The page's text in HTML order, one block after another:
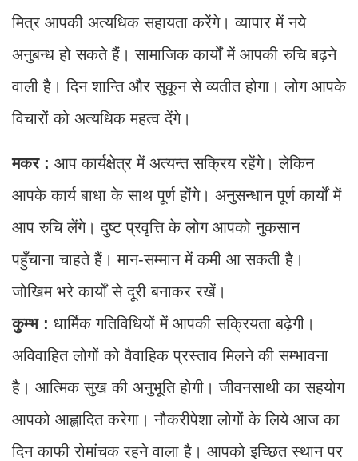
मित्र आपकी अत्यधिक सहायता करेंगे। व्यापार में नये
अनुबन्ध हो सकते हैं। सामाजिक कार्यों में आपकी रुचि बढ़ने
वाली है। दिन शान्ति और सुकून से व्यतीत होगा। लोग आपके
विचारों को अत्यधिक महत्व देंगे।
मकर : आप कार्यक्षेत्र में अत्यन्त सक्रिय रहेंगे। लेकिन
आपके कार्य बाधा के साथ पूर्ण होंगे। अनुसन्धान पूर्ण कार्यों में
आप रुचि लेंगे। दुष्ट प्रवृत्ति के लोग आपको नुकसान
पहुँचाना चाहते हैं। मान-सम्मान में कमी आ सकती है।
जोखिम भरे कार्यों से दूरी बनाकर रखें।
कुम्भ : धार्मिक गतिविधियों में आपकी सक्रियता बढ़ेगी।
अविवाहित लोगों को वैवाहिक प्रस्ताव मिलने की सम्भावना
है। आत्मिक सुख की अनुभूति होगी। जीवनसाथी का सहयोग
आपको आह्लादित करेगा। नौकरीपेशा लोगों के लिये आज का
दिन काफी रोमांचक रहने वाला है। आपको इच्छित स्थान पर